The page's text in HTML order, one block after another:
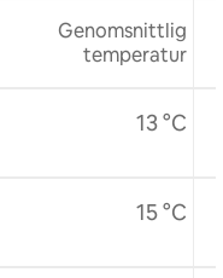
Genomsnittlig
temperatur
13 °C
15 °C